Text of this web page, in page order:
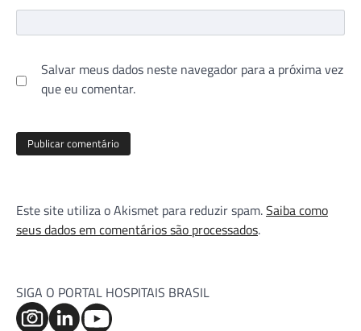
Salvar meus dados neste navegador para a próxima vez
que eu comentar.
Este site utiliza o Akismet para reduzir spam.Saiba como
seus dados em comentários são processados.
SIGA O PORTAL HOSPITAIS BRASIL